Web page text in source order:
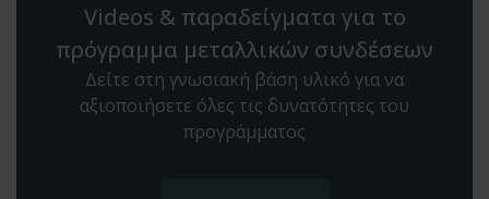
Videos & παραδείγματα για το
πρόγραμμα μεταλλικών συνδέσεων
Δείτε στη γνωσιακή βάση υλικό για να
αξιοποιήσετε όλες τις δυνατότητες του
προγράμματος